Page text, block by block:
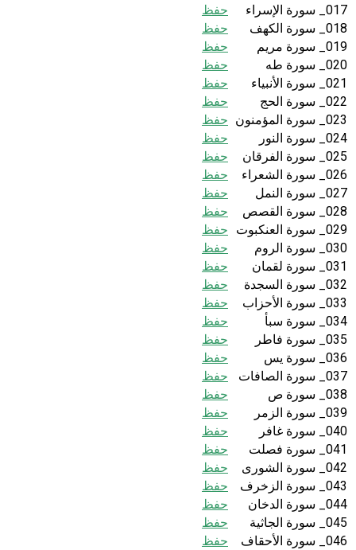
017_ سورة الإسراء
حفظ
018_ سورة الكهف
حفظ
019_ سورة مريم
حفظ
020_ سورة طه
حفظ
021_ سورة الأنبياء
حفظ
022_ سورة الحج
حفظ
023_ سورة المؤمنون
حفظ
024_ سورة النور
حفظ
025_ سورة الفرقان
حفظ
026_ سورة الشعراء
حفظ
027_ سورة النمل
حفظ
028_ سورة القصص
حفظ
029_ سورة العنكبوت
حفظ
030_ سورة الروم
حفظ
031_ سورة لقمان
حفظ
032_ سورة السجدة
حفظ
033_ سورة الأحزاب
حفظ
034_ سورة سبأ
حفظ
035_ سورة فاطر
حفظ
036_ سورة يس
حفظ
037_ سورة الصافات
حفظ
038_ سورة ص
حفظ
039_ سورة الزمر
حفظ
040_ سورة غافر
حفظ
041_ سورة فصلت
حفظ
042_ سورة الشورى
حفظ
043_ سورة الزخرف
حفظ
044_ سورة الدخان
حفظ
045_ سورة الجاثية
حفظ
046_ سورة الأحقاف
حفظ